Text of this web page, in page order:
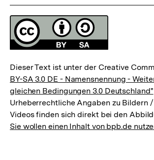
Fussnoten
Lizenz
Dieser Text ist unter der Creative
BY-SA 3.0 DE - Namensnennung -
gleichen Bedingungen 3.0 Deutschland"
Urheberrechtliche Angaben zu Bildern
Videos finden sich direkt bei den
Sie wollen einen Inhalt von bpb.de